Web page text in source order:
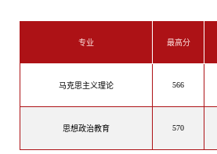
专业 最高分
马克思主义理论 566
思想政治教育 570